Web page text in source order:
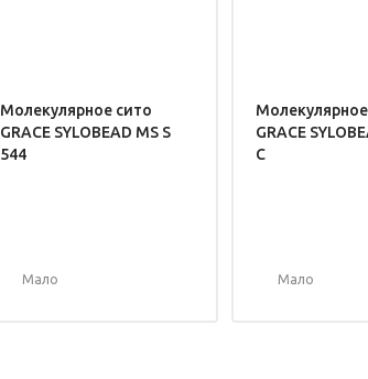
Молекулярное сито
GRACE SYLOBEAD MS S
544
Мало
GRACE
C
Мало